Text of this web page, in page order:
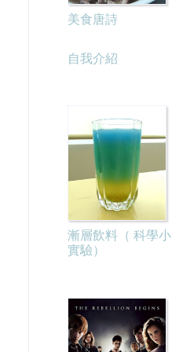
美食唐詩
自我介紹
漸層飲料（ 科學小
實驗）